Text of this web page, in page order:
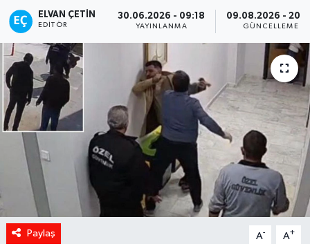
ELVAN ÇETIN
EDITÖR
30.06.2026 - 09:18
YAYINLANMA
09.08.2026 -
GÜNCELLEME
Paylaş A- A+